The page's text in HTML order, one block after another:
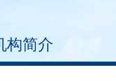
构简介